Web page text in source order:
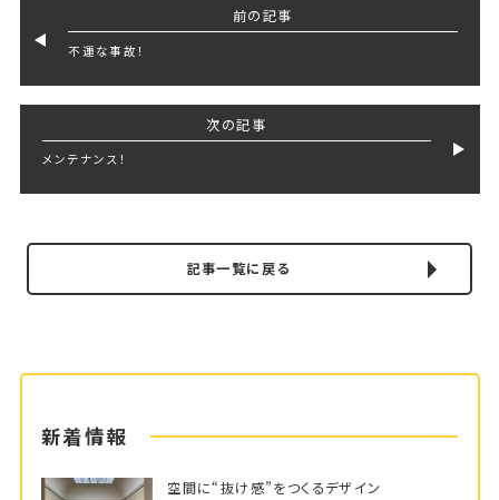
前の記事
不運な事故！
次の記事
メンテナンス！
記事一覧に戻る
新着情報
空間に“抜け感”をつくるデザイン